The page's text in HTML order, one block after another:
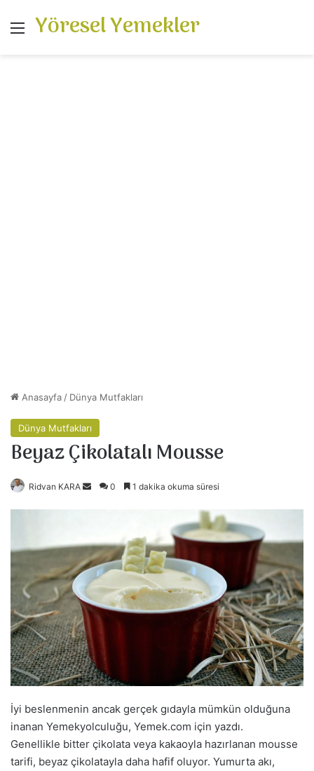
Menü
Yöresel Yemekler
Anasayfa / Dünya Mutfakları
Dünya Mutfakları
Beyaz Çikolatalı Mousse
Ridvan KARA
-
p
o
s
g
ö
n
d
e
m
0 1 dakika okuma süresi
İyi beslenmenin ancak gerçek gıdayla mümkün olduğuna
inanan Yemekyolculuğu, Yemek.com için yazdı.
Genellikle bitter çikolata veya kakaoyla hazırlanan mousse
tarifi, beyaz çikolatayla daha hafif oluyor. Yumurta akı,